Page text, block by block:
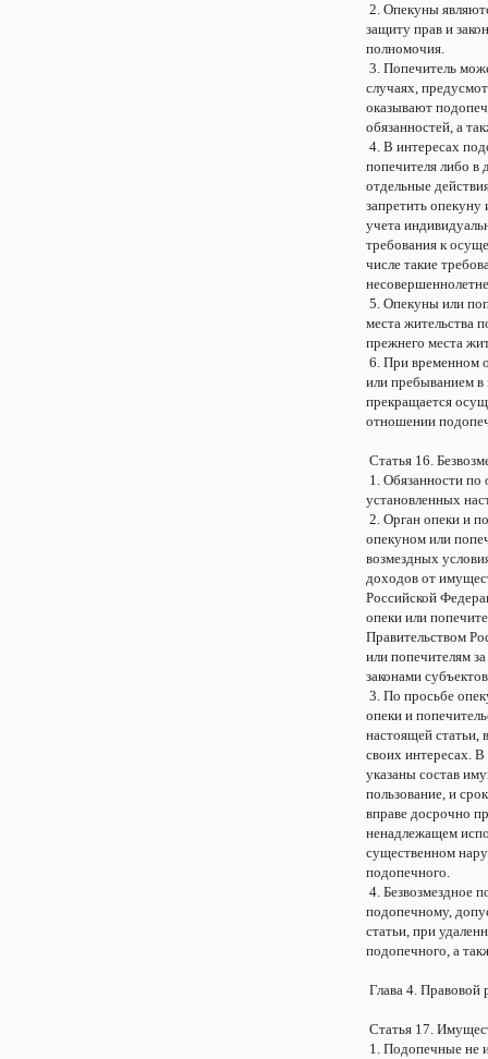
2. Опекуны
защиту прав и
полномочия.
3. Попечитель
случаях,
оказывают
обязанностей, а
4. В интересах
попечителя либо в
отдельные
запретить
учета
требования к
числе такие
5. Опекуны или
места жительства
прежнего места
6. При временном
или пребыванием в
прекращается
отношении
Статья 16.
1. Обязанности по
установленных
2. Орган опеки и
опекуном или
возмездных
доходов от
Российской
опеки или
Правительством
или попечителям
законами
3. По просьбе
опеки и
настоящей статьи,
своих интересах.
указаны состав
пользование, и
вправе досрочно
ненадлежащем
существенном
подопечного.
4. Безвозмездное
подопечному,
статьи, при
подопечного, а
Глава 4.
Статья 17.
1. Подопечные не